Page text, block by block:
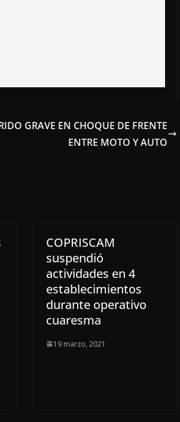
GRAVE EN CHOQUE DE FRENTE
ENTRE MOTO Y AUTO
COPRISCAM
suspendió
actividades en 4
establecimientos
durante operativo
cuaresma
19 marzo, 2021